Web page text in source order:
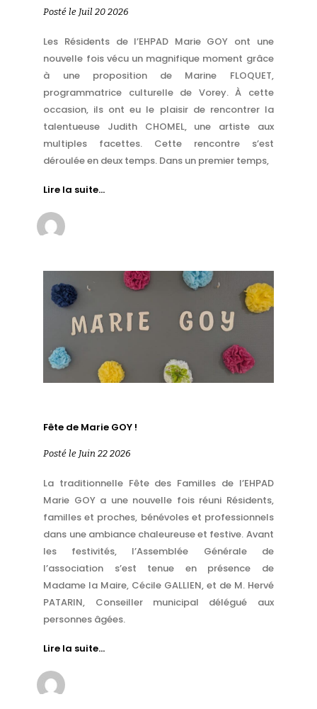
Posté le Juil 20 2026
Les Résidents de l’EHPAD Marie GOY ont une
nouvelle fois vécu un magnifique moment grâce
à une proposition de Marine FLOQUET,
programmatrice culturelle de Vorey. À cette
occasion, ils ont eu le plaisir de rencontrer la
talentueuse Judith CHOMEL, une artiste aux
multiples facettes. Cette rencontre s’est
déroulée en deux temps. Dans un premier temps,
Lire la suite…
Fête de Marie GOY !
Posté le Juin 22 2026
La traditionnelle Fête des Familles de l’EHPAD
Marie GOY a une nouvelle fois réuni Résidents,
familles et proches, bénévoles et professionnels
dans une ambiance chaleureuse et festive. Avant
les festivités, l’Assemblée Générale de
l’association s’est tenue en présence de
Madame la Maire, Cécile GALLIEN, et de M. Hervé
PATARIN, Conseiller municipal délégué aux
personnes âgées.
Lire la suite…